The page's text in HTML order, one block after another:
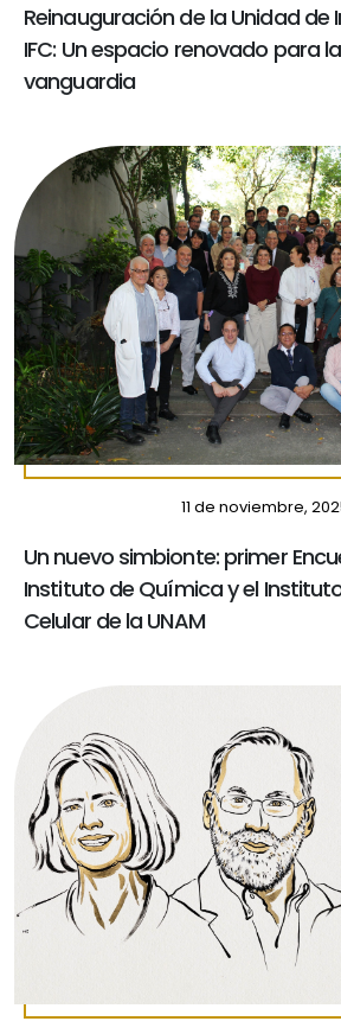
Reinauguración de la Unidad
IFC: Un espacio renovado para
vanguardia
11 de noviembre,
Un nuevo simbionte: primer
Instituto de Química y el
Celular de la UNAM